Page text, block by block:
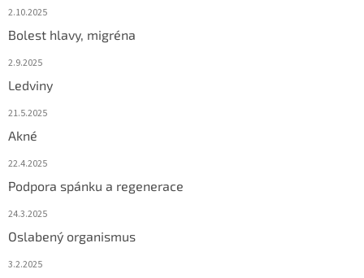
2.10.2025
Bolest hlavy, migréna
2.9.2025
Ledviny
21.5.2025
Akné
22.4.2025
Podpora spánku a regenerace
24.3.2025
Oslabený organismus
3.2.2025